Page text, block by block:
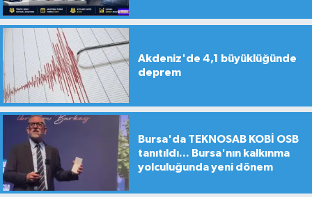
Akdeniz'de 4,1 büyüklüğünde
deprem
Bursa'da TEKNOSAB KOBİ OSB
tanıtıldı... Bursa'nın kalkınma
yolculuğunda yeni dönem